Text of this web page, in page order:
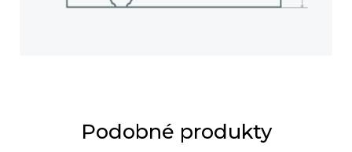
Podobné produkty